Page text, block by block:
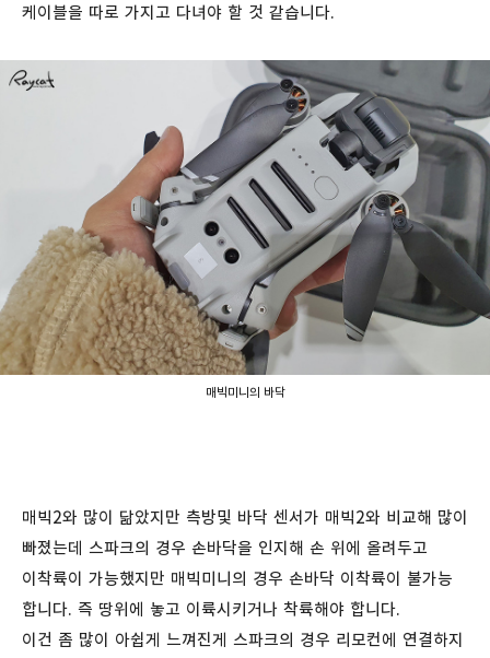
케이블을 따로 가지고 다녀야 할 것 같습니다.
매빅미니의 바닥
매빅2와 많이 닮았지만 측방및 바닥 센서가 매빅2와 비교해 많이
빠졌는데 스파크의 경우 손바닥을 인지해 손 위에 올려두고
이착륙이 가능했지만 매빅미니의 경우 손바닥 이착륙이 불가능
합니다. 즉 땅위에 놓고 이륙시키거나 착륙해야 합니다.
이건 좀 많이 아쉽게 느껴진게 스파크의 경우 리모컨에 연결하지